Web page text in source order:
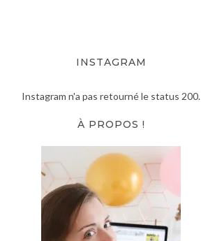
INSTAGRAM
Instagram n'a pas retourné le status 200.
À PROPOS !